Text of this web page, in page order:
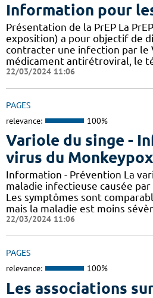
Information pour
Présentation de la PrEP La
exposition) a pour objectif de
contracter une infection par le
médicament antirétroviral, le
22/03/2024 11:06
PAGES
relevance: 100%
Variole du singe -
virus du Monkeypox
Information - Prévention La
maladie infectieuse causée
Les symptômes sont
mais la maladie est moins
22/03/2024 11:06
PAGES
relevance: 100%
Les associations